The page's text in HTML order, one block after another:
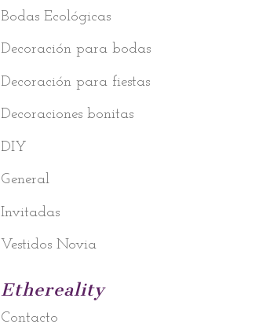
Bodas Ecológicas
Decoración para bodas
Decoración para fiestas
Decoraciones bonitas
DIY
General
Invitadas
Vestidos Novia
Ethereality
Contacto